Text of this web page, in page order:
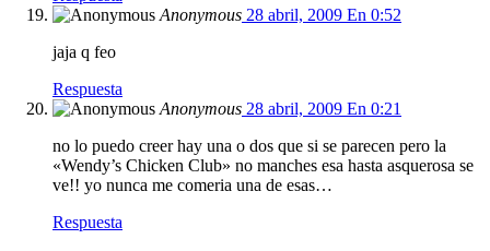
Anonymous 28 abril, 2009 En 0:52
jaja q feo
Respuesta
Anonymous 28 abril, 2009 En 0:21
no lo puedo creer hay una o dos que si se parecen pero la
«Wendy’s Chicken Club» no manches esa hasta asquerosa se
ve!! yo nunca me comeria una de esas…
Respuesta